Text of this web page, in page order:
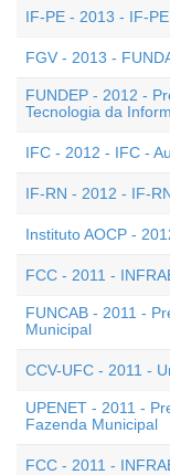
IF-PE - 2013 - IF-
FGV - 2013 -
FUNDEP - 2012 -
Tecnologia da
IFC - 2012 - IFC -
IF-RN - 2012 - IF-
Instituto AOCP -
FCC - 2011 -
FUNCAB - 2011 -
Municipal
CCV-UFC - 2011 -
UPENET - 2011 -
Fazenda Municipal
FCC - 2011 -